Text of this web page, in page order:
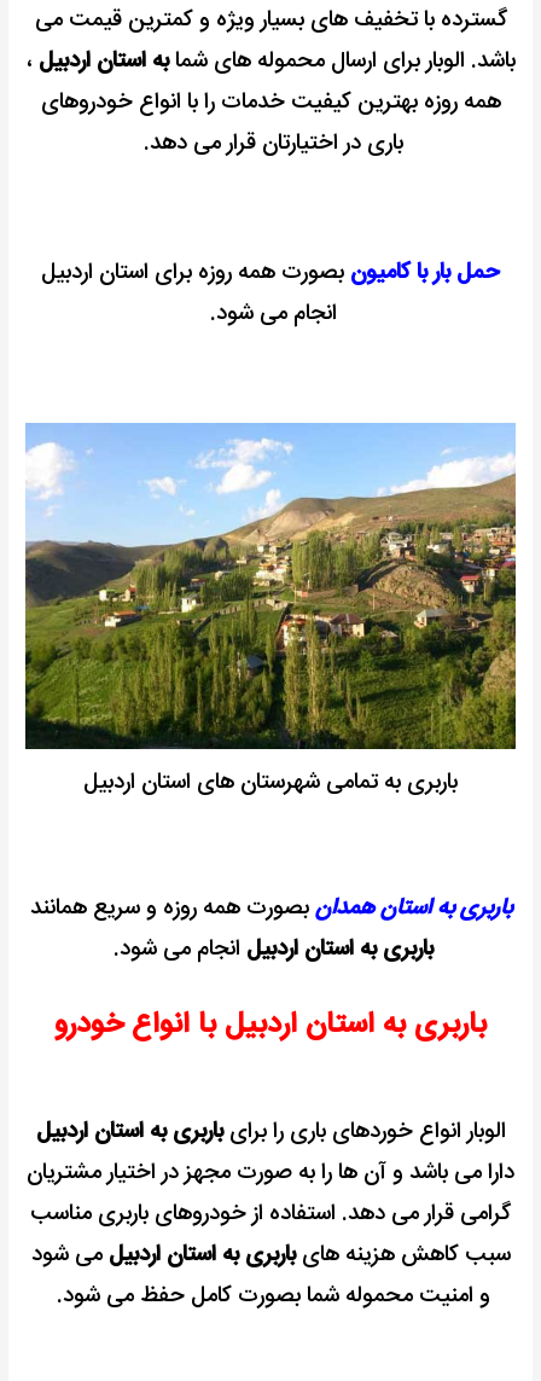
گسترده با تخفیف های بسیار ویژه و کمترین قیمت می
باشد. الوبار برای ارسال محموله های شمابه استان اردبیل ،
همه روزه بهترین کیفیت خدمات را با انواع خودروهای
باری در اختیارتان قرار می دهد.
حمل بار با کامیون بصورت همه روزه برای استان اردبیل
انجام می شود.
باربری به تمامی شهرستان های استان اردبیل
باربری به استان همدانبصورت همه روزه و سریع همانند
باربری به استان اردبیل انجام می شود.
باربری به استان اردبیل با انواع خودرو
الوبار انواع خوردهای باری را برایباربری به استان اردبیل
دارا می باشد و آن ها را به صورت مجهز در اختیار مشتریان
گرامی قرار می دهد. استفاده از خودروهای باربری مناسب
سبب کاهش هزینه هایباربری به استان اردبیل می شود
و امنیت محموله شما بصورت کامل حفظ می شود.